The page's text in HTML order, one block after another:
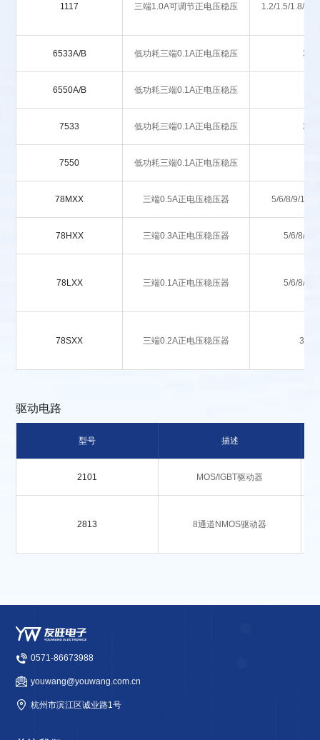
1117 三端1.0A可调节正电压稳压 1.2/1.5/1.8/
6533A/B 低功耗三端0.1A正电压稳压 3.3
6550A/B 低功耗三端0.1A正电压稳压
7533 低功耗三端0.1A正电压稳压 3.3
7550 低功耗三端0.1A正电压稳压
78MXX 三端0.5A正电压稳压器 5/6/8/9/12/
78HXX 三端0.3A正电压稳压器 5/6/8/9/
78LXX 三端0.1A正电压稳压器 5/6/8/9/
78SXX 三端0.2A正电压稳压器 3.3/5
驱动电路
型号 描述
2101 MOS/IGBT驱动器
2813 8通道NMOS驱动器
0571-86673988
youwang@youwang.com.cn
杭州市滨江区诚业路1号